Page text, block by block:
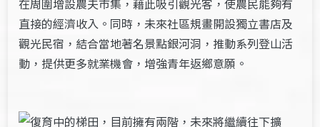
直接的經濟收入。同時，未來社區規畫開設獨立書店及
觀光民宿，結合當地著名景點銀河洞，推動系列登山活
動，提供更多就業機會，增強青年返鄉意願。